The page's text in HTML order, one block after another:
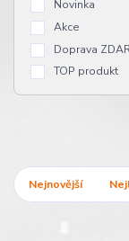
Novinka
Akce
Doprava
TOP produkt
Nejnovější